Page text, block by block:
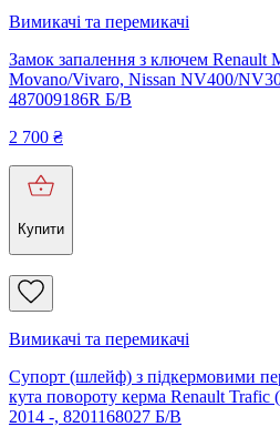
Вимикачі та перемикачі
Замок запалення з ключем Renault
Movano/Vivaro, Nissan NV400/
487009186R Б/В
2 700 ₴
Купити
Вимикачі та перемикачі
Супорт (шлейф) з підкермовими
кута повороту керма Renault
2014 -, 8201168027 Б/В